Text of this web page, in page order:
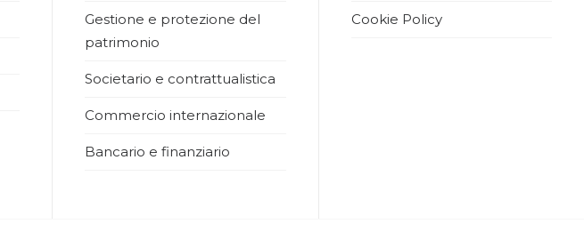
Gestione e protezione del
patrimonio
Societario e contrattualistica
Commercio internazionale
Bancario e finanziario
Cookie Policy